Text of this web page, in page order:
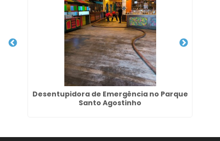
Desentupidora de Emergência no Parque
Santo Agostinho